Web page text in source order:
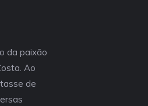
da paixão
Ao
de